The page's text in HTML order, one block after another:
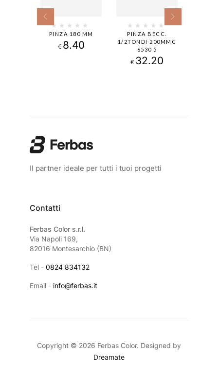
PINZA 180 MM
€ 8.40
PINZA BECC.
1/2TONDI 200MMC
6530 5
€ 32.20
Il partner ideale per tutti i tuoi progetti
Contatti
Ferbas Color s.r.l.
Via Napoli 169,
82016 Montesarchio (BN)
Tel - 0824 834132
Email - info@ferbas.it
Copyright © 2026 Ferbas Color. Designed by
Dreamate